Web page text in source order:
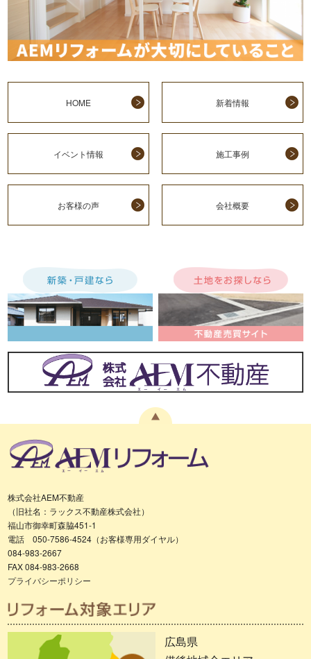
HOME 新着情報
イベント情報 施工事例
お客様の声 会社概要
株式会社AEM不動産
（旧社名：ラックス不動産株式会社）
福山市御幸町森脇451-1
電話 050-7586-4524（お客様専用ダイヤル）
084-983-2667
FAX 084-983-2668
プライバシーポリシー
広島県